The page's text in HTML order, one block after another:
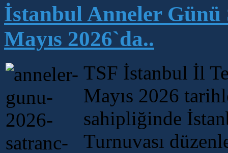
İstanbul Anneler Günü
Mayıs 2026`da..
TSF İstanbul İl
Mayıs 2026
sahipliğinde
Turnuvası